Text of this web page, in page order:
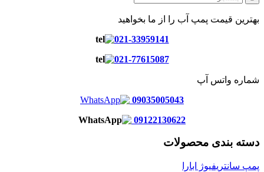
بهترین قیمت پمپ آب را از ما بخواهید
021-33959141
021-77615087
شماره واتس آپ
09035005043
09122130622
دسته بندی محصولات
پمپ سانتریفیوژ ابارا